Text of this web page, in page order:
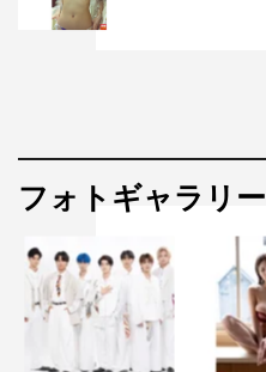
フォトギャラリー